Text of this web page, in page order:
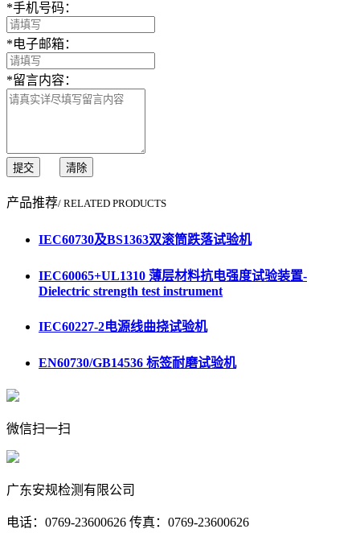
*手机号码：
*电子邮箱：
*留言内容：
提交 清除
产品推荐/ RELATED PRODUCTS
IEC60730及BS1363双滚筒跌落试验机
IEC60065+UL1310 薄层材料抗电强度试验装置-
Dielectric strength test instrument
IEC60227-2电源线曲挠试验机
EN60730/GB14536 标签耐磨试验机
微信扫一扫
广东安规检测有限公司
电话：0769-23600626 传真：0769-23600626